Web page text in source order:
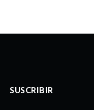
SUSCRIBIR